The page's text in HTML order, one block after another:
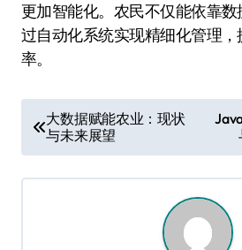
更加智能化。农民不仅能依靠
过自动化系统实现精细化管理
率。
章
导
大数据赋能农业：现状
与未来展望